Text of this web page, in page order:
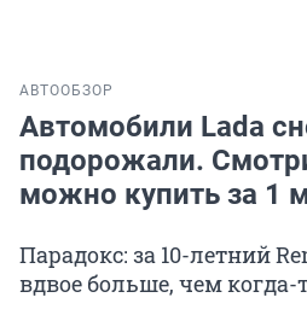
АВТООБЗОР
Автомобили Lada
подорожали.
можно купить за 1
Парадокс: за 10-летний
вдвое больше, чем